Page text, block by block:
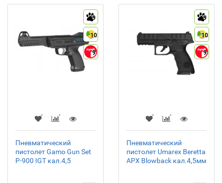
9
10
9
Пневматический
пистолет Gamo Gun Set
P-900 IGT кал.4,5
9
10
9
Пневматический
пистолет Umarex Beretta
APX Blowback кал.4,5мм